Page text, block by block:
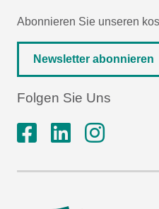
Abonnieren Sie unseren
Newsletter abonnieren
Folgen Sie Uns